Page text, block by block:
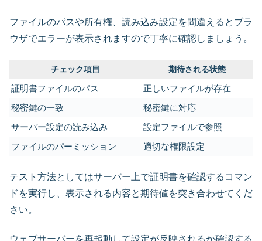
ファイルのパスや所有権、読み込み設定を間違えるとブラ
ウザでエラーが表示されますので丁寧に確認しましょう。
チェック項目 期待される状態
証明書ファイルのパス
正しいファイルが存在
秘密鍵の一致
秘密鍵に対応
サーバー設定の読み込み
設定ファイルで参照
ファイルのパーミッション
適切な権限設定
テスト方法としてはサーバー上で証明書を確認するコマン
ドを実行し、表示される内容と期待値を突き合わせてくだ
さい。